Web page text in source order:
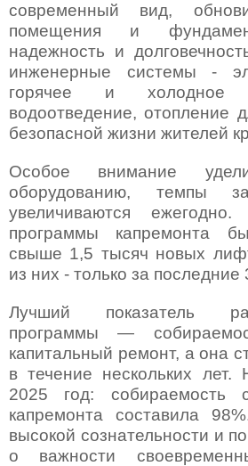
современный вид,
помещения и
надежность и
инженерные системы -
горячее и холодное
водоотведение, отопление
безопасной жизни жителей
Особое внимание
оборудованию, темпы
увеличиваются
программы капремонта
свыше 1,5 тысяч новых
из них - только за последние
Лучший показатель
программы —
капитальный ремонт, а она
в течение нескольких
2025 год: собираемость
капремонта составила
высокой сознательности и
о важности